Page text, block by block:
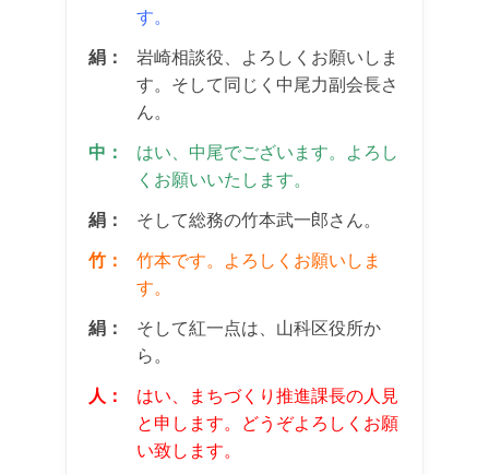
す。
絹：
岩崎相談役、よろしくお願いしま
す。そして同じく中尾力副会長さ
ん。
中：
はい、中尾でございます。よろし
くお願いいたします。
絹： そして総務の竹本武一郎さん。
竹：
竹本です。よろしくお願いしま
す。
絹：
そして紅一点は、山科区役所か
ら。
人：
はい、まちづくり推進課長の人見
と申します。どうぞよろしくお願
い致します。